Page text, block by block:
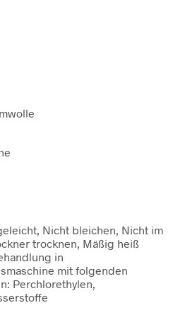
Nicht bleichen, Nicht im
trocknen, Mäßig heiß
in
mit folgenden
Perchlorethylen,